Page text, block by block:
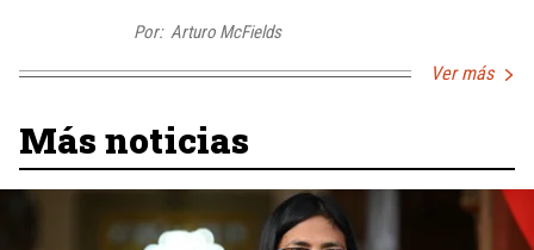
Por: Arturo McFields
Ver más
Más noticias